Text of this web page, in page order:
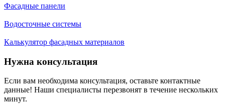
Фасадные панели
Водосточные системы
Калькулятор фасадных материалов
Нужна консультация
Если вам необходима консультация, оставьте контактные
данные! Наши специалисты перезвонят в течение нескольких
минут.